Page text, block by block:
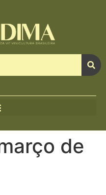
de